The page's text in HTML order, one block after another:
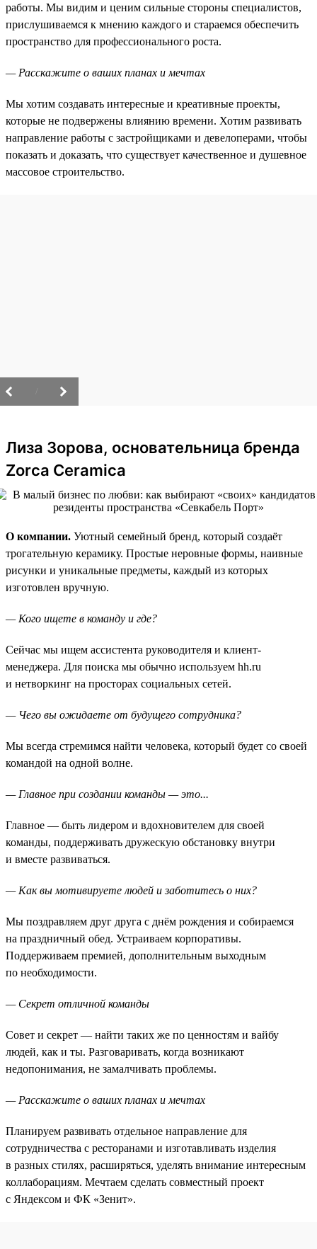
работы. Мы видим и ценим сильные стороны специалистов,
прислушиваемся к мнению каждого и стараемся обеспечить
пространство для профессионального роста.
— Расскажите о ваших планах и мечтах
Мы хотим создавать интересные и креативные проекты,
которые не подвержены влиянию времени. Хотим развивать
направление работы с застройщиками и девелоперами, чтобы
показать и доказать, что существует качественное и душевное
массовое строительство.
Лиза Зорова, основательница бренда
Zorca Ceramica
О компании. Уютный семейный бренд, который создаёт
трогательную керамику. Простые неровные формы, наивные
рисунки и уникальные предметы, каждый из которых
изготовлен вручную.
— Кого ищете в команду и где?
Сейчас мы ищем ассистента руководителя и клиент-
менеджера. Для поиска мы обычно используем hh.ru
и нетворкинг на просторах социальных сетей.
— Чего вы ожидаете от будущего сотрудника?
Мы всегда стремимся найти человека, который будет со своей
командой на одной волне.
— Главное при создании команды — это...
Главное — быть лидером и вдохновителем для своей
команды, поддерживать дружескую обстановку внутри
и вместе развиваться.
— Как вы мотивируете людей и заботитесь о них?
Мы поздравляем друг друга с днём рождения и собираемся
на праздничный обед. Устраиваем корпоративы.
Поддерживаем премией, дополнительным выходным
по необходимости.
— Секрет отличной команды
Совет и секрет — найти таких же по ценностям и вайбу
людей, как и ты. Разговаривать, когда возникают
недопонимания, не замалчивать проблемы.
— Расскажите о ваших планах и мечтах
Планируем развивать отдельное направление для
сотрудничества с ресторанами и изготавливать изделия
в разных стилях, расширяться, уделять внимание интересным
коллаборациям. Мечтаем сделать совместный проект
с Яндексом и ФК «Зенит».